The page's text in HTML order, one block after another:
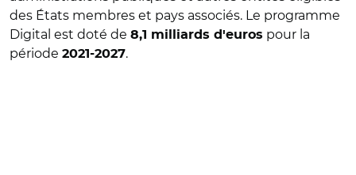
des États membres et pays associés. Le programme
Digital est doté de 8,1 milliards d'euros pour la
période 2021-2027.